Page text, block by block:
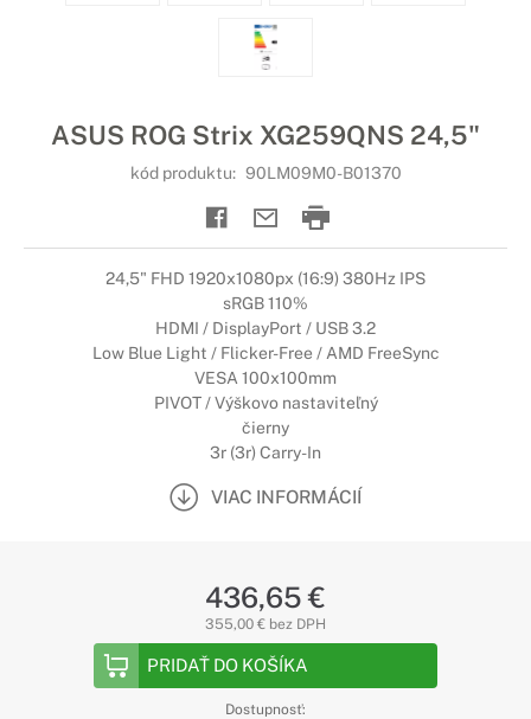
ASUS ROG Strix XG259QNS 24,5"
kód produktu: 90LM09M0-B01370
24,5" FHD 1920x1080px (16:9) 380Hz IPS
sRGB 110%
HDMI / DisplayPort / USB 3.2
Low Blue Light / Flicker-Free / AMD FreeSync
VESA 100x100mm
PIVOT / Výškovo nastaviteľný
čierny
3r (3r) Carry-In
VIAC INFORMÁCIÍ
436,65 €
355,00 € bez DPH
PRIDAŤ DO KOŠÍKA
Dostupnosť: